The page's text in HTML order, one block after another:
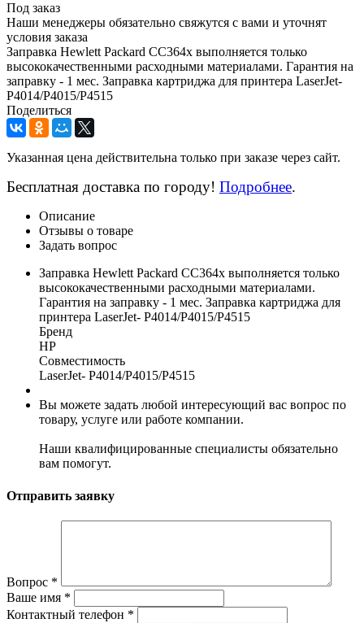
Под заказ
Наши менеджеры обязательно свяжутся с вами и уточнят
условия заказа
Заправка Hewlett Packard CC364x выполняется только
высококачественными расходными материалами. Гарантия на
заправку - 1 мес. Заправка картриджа для принтера LaserJet-
P4014/P4015/P4515
Поделиться
Указанная цена действительна только при заказе через сайт.
Бесплатная доставка по городу! Подробнее.
Описание
Отзывы о товаре
Задать вопрос
Заправка Hewlett Packard CC364x выполняется только
высококачественными расходными материалами.
Гарантия на заправку - 1 мес. Заправка картриджа для
принтера LaserJet- P4014/P4015/P4515
Бренд
HP
Совместимость
LaserJet- P4014/P4015/P4515
Вы можете задать любой интересующий вас вопрос по
товару, услуге или работе компании.
Наши квалифицированные специалисты обязательно
вам помогут.
Отправить заявку
Вопрос *
Ваше имя *
Контактный телефон *